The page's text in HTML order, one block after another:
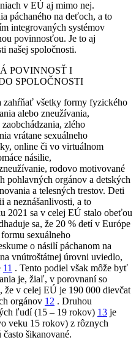
v EÚ aj mimo nej.
páchaného na deťoch, a to
integrovaných systémov
povinnosťou. Je to aj
našej spoločnosti.
POVINNOSŤ I
SPOLOČNOSTI
zahŕňať všetky formy fyzického
alebo zneužívania,
zlého
vrátane sexuálneho
online či vo virtuálnom
násilie,
rodovo motivované
pohlavných orgánov a detských
a telesných trestov. Deti
a neznášanlivosti, a to
2021 sa v celej EÚ stalo obeťou
sa, že 20 % detí v Európe
sexuálneho
o násilí páchanom na
vnútroštátnej úrovni uviedlo,
11 . Tento podiel však môže byť
je, žiaľ, v porovnaní so
že v celej EÚ je 190 000 dievčat
orgánov 12 . Druhou
ľudí (15 – 19 rokov) 13 je
veku 15 rokov) z rôznych
šikanované.